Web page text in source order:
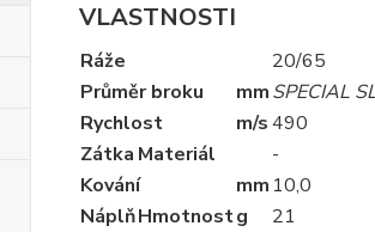
VLASTNOSTI
Ráže
20/65
Průměr broku
mmSPECIAL
Rychlost
m/s490
Zátka Materiál
-
Kování
mm 10,0
NáplňHmotnostg 21